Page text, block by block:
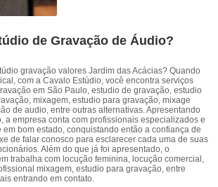
de Gravação de Áudio?
gravação valores Jardim das Acácias? Quando
com a Cavalo Estúdio, você encontra serviços
em São Paulo, estudio de gravação, estudio
mixagem, estudio para gravação, mixage
de audio, entre outras alternativas. Apresentando
a empresa conta com profissionais especializados e
bom estado, conquistando então a confiança de
de falar conosco para esclarecer cada uma de suas
Além do que já foi apresentado, o
trabalha com locução feminina, locução comercial,
mixagem, estudio para gravação, entre
entrando em contato.